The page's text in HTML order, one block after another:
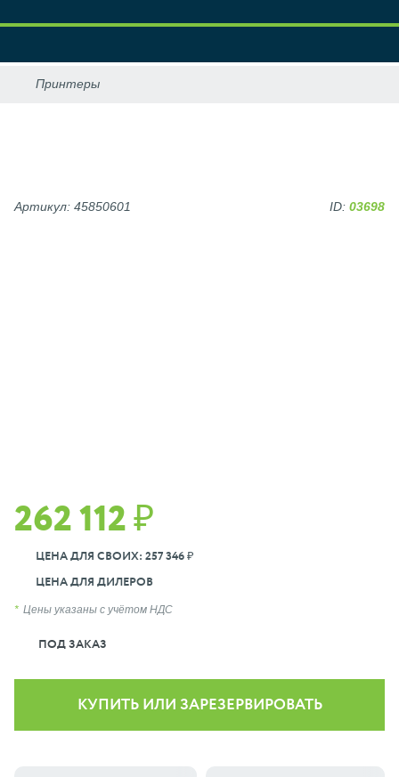
262 112 ₽
ЦЕНА ДЛЯ СВОИХ: 257 346 ₽
ЦЕНА ДЛЯ ДИЛЕРОВ
Цены указаны с учётом НДС
ПОД ЗАКАЗ
Артикул: 45850601 ID: 03698
КУПИТЬ ИЛИ ЗАРЕЗЕРВИРОВАТЬ